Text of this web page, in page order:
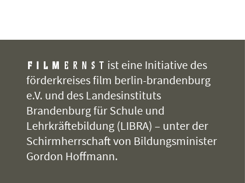
ist eine Initiative des
förderkreises film berlin-brandenburg
e.V. und des Landesinstituts
Brandenburg für Schule und
Lehrkräftebildung (LIBRA) – unter der
Schirmherrschaft von Bildungsminister
Gordon Hoffmann.